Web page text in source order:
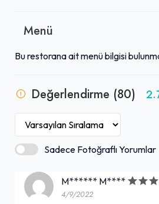
Menü
Bu restorana ait menü bilgisi
Değerlendirme (80)
Sadece Fotoğraflı Yorumlar
M****** M****
4/9/2022